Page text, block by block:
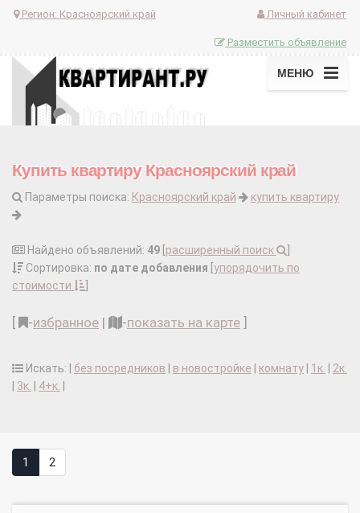
Регион: Красноярский край Личный кабинет
Разместить объявление
МЕНЮ
Купить квартиру Красноярский край
Параметры поиска: Красноярский край купить квартиру
Найдено объявлений: 49 расширенный поиск
Сортировка: по дате добавления упорядочить по
стоимости
-избранное | -показать на карте
Искать: | без посредников в новостройке комнату 1к.
2к.
3к. 4+к.
1 2